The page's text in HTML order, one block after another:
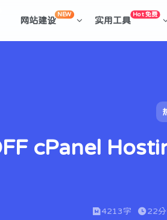
cPanel
4213字 22
网站建设
NEW
实用工具
Hot 免费